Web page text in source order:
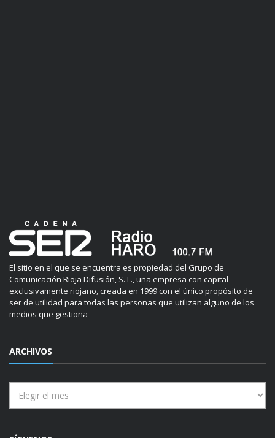
El sitio en el que se encuentra es propiedad del Grupo de
Comunicación Rioja Difusión, S. L., una empresa con capital
exclusivamente riojano, creada en 1999 con el único propósito de
ser de utilidad para todas las personas que utilizan alguno de los
medios que gestiona
ARCHIVOS